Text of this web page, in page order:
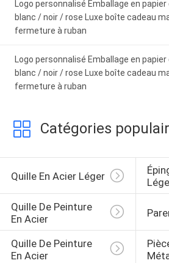
Logo personnalisé Emballage en
blanc / noir / rose Luxe boîte cadeau
fermeture à ruban
Logo personnalisé Emballage en
blanc / noir / rose Luxe boîte cadeau
fermeture à ruban
Catégories
Quille En Acier Léger
Quille De Peinture
En Acier
Quille De Peinture
En Acier